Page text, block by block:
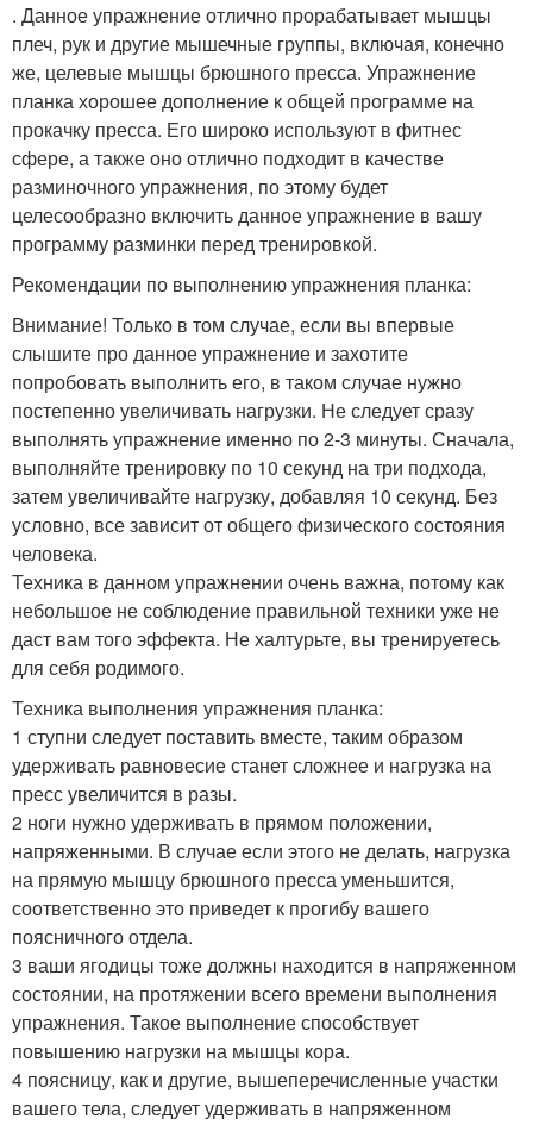
. Данное упражнение отлично прорабатывает мышцы
плеч, рук и другие мышечные группы, включая, конечно
же, целевые мышцы брюшного пресса. Упражнение
планка хорошее дополнение к общей программе на
прокачку пресса. Его широко используют в фитнес
сфере, а также оно отлично подходит в качестве
разминочного упражнения, по этому будет
целесообразно включить данное упражнение в вашу
программу разминки перед тренировкой.
Рекомендации по выполнению упражнения планка:
Внимание! Только в том случае, если вы впервые
слышите про данное упражнение и захотите
попробовать выполнить его, в таком случае нужно
постепенно увеличивать нагрузки. Не следует сразу
выполнять упражнение именно по 2-3 минуты. Сначала,
выполняйте тренировку по 10 секунд на три подхода,
затем увеличивайте нагрузку, добавляя 10 секунд. Без
условно, все зависит от общего физического состояния
человека.
Техника в данном упражнении очень важна, потому как
небольшое не соблюдение правильной техники уже не
даст вам того эффекта. Не халтурьте, вы тренируетесь
для себя родимого.
Техника выполнения упражнения планка:
1 ступни следует поставить вместе, таким образом
удерживать равновесие станет сложнее и нагрузка на
пресс увеличится в разы.
2 ноги нужно удерживать в прямом положении,
напряженными. В случае если этого не делать, нагрузка
на прямую мышцу брюшного пресса уменьшится,
соответственно это приведет к прогибу вашего
поясничного отдела.
3 ваши ягодицы тоже должны находится в напряженном
состоянии, на протяжении всего времени выполнения
упражнения. Такое выполнение способствует
повышению нагрузки на мышцы кора.
4 поясницу, как и другие, вышеперечисленные участки
вашего тела, следует удерживать в напряженном